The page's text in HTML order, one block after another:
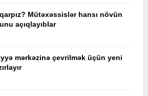
qarpız? Mütəxəssislər hansı növün
açıqlayıblar
mərkəzinə çevrilmək üçün yeni